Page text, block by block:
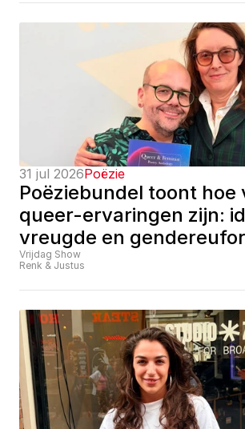
31 jul 2026Poëzie
Poëziebundel toont hoe
queer-ervaringen zijn:
vreugde en
Vrijdag Show
Renk & Justus